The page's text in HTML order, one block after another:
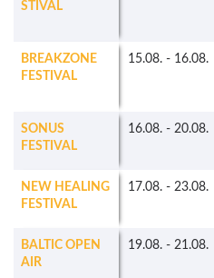
STIVAL
BREAKZONE
FESTIVAL
15.08. - 16.08.
SONUS
FESTIVAL
16.08. - 20.08.
NEW HEALING
FESTIVAL
17.08. - 23.08.
BALTIC OPEN
AIR
19.08. - 21.08.